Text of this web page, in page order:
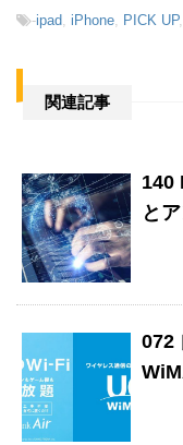
-ipad, iPhone, PICK UP,
関連記事
140
と
072